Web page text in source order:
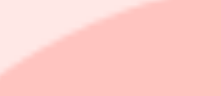
är det viktigare än någonsin att
Alexandra Morris har haft en hektisk vår.